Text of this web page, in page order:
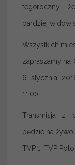
tegoroczny
bardziej
Wszystkich
zapraszamy na
6 stycznia
11:00.
Transmisja z
będzie na żywo
TVP 1, TVP